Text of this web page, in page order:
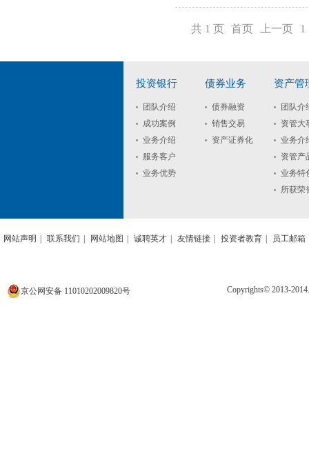
共 1 页 首页 上一页 1
投资银行
团队介绍
成功案例
业务介绍
服务客户
业务优势
债券业务
债券融资
销售交易
资产证券化
资产管
团队介
资管大
业务介
资管产
业务特
所获荣
网站声明 联系我们 网站地图 诚聘英才 友情链接 投资者教育 员工邮箱
京公网安备 11010202009820号 Copyrights© 2013-